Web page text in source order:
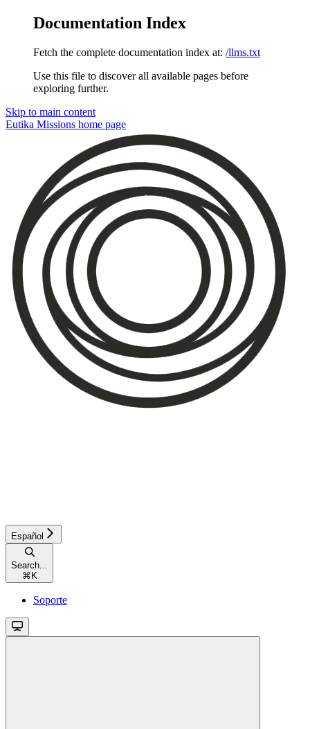
Documentation Index
Fetch the complete documentation index at: /llms.txt
Use this file to discover all available pages before
exploring further.
Skip to main content
Eutika Missions home page
Español
Search...
⌘ K
Soporte